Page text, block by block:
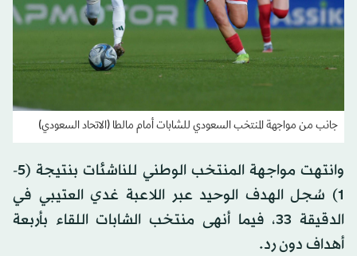
جانب من مواجهة المنتخب السعودي للشابات أمام مالطا (الاتحاد السعودي)
وانتهت مواجهة المنتخب الوطني للناشئات بنتيجة (5-
1) سُجل الهدف الوحيد عبر اللاعبة غدي العتيبي في
الدقيقة 33، فيما أنهى منتخب الشابات اللقاء بأربعة
أهداف دون رد.